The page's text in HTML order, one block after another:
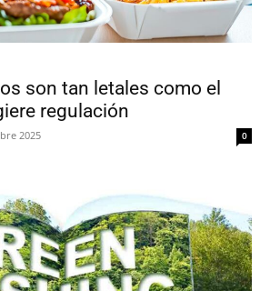
son tan letales como el
regulación
2025 0